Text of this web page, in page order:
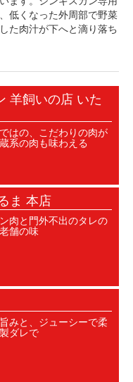
低くなった外周部で野菜
た肉汁が下へと滴り落ち
羊飼いの店 いた
はの、こだわりの肉が
系の肉も味わえる
ま 本店
肉と門外不出のタレの
舗の味
みと、ジューシーで柔
ダレで